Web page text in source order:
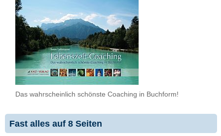
Das wahrscheinlich schönste Coaching in Buchform!
Fast alles auf 8 Seiten